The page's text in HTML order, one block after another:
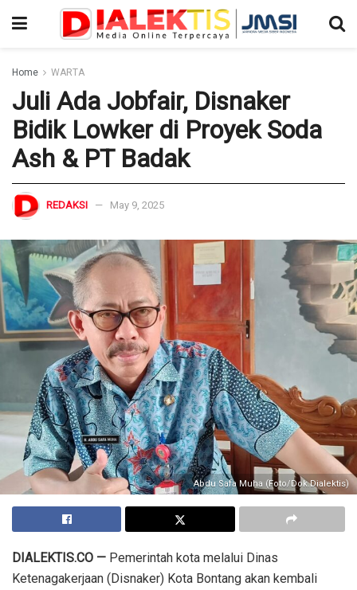
Home WARTA
Juli Ada Jobfair, Disnaker
Bidik Lowker di Proyek Soda
Ash & PT Badak
REDAKSI May 9, 2025
Abdu Safa Muha (Foto/Dok.Dialektis)
DIALEKTIS.CO — Pemerintah kota melalui Dinas
Ketenagakerjaan (Disnaker) Kota Bontang akan kembali